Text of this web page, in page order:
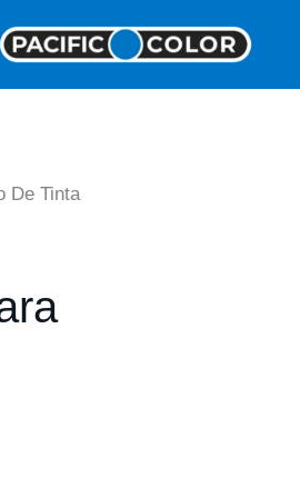
De Tinta